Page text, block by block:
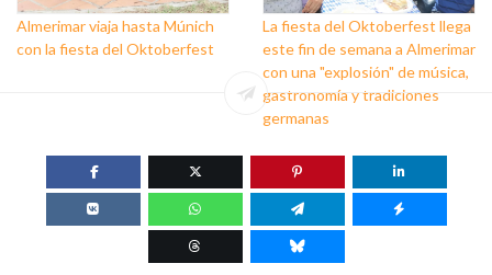
Almerimar viaja hasta Múnich
con la fiesta del Oktoberfest
La fiesta del Oktoberfest llega
este fin de semana a Almerimar
con una "explosión" de música,
gastronomía y tradiciones
germanas